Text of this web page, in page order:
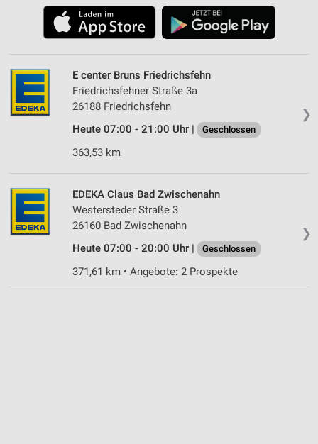
❯
E center Bruns Friedrichsfehn
Friedrichsfehner Straße 3a
26188 Friedrichsfehn
Heute 07:00 - 21:00 Uhr |
Geschlossen
363,53 km
❯
EDEKA Claus Bad Zwischenahn
Westersteder Straße 3
26160 Bad Zwischenahn
Heute 07:00 - 20:00 Uhr |
Geschlossen
371,61 km • Angebote: 2 Prospekte